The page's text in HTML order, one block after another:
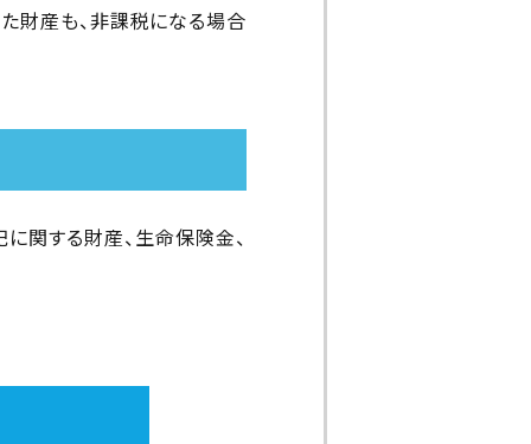
財産も、非課税になる場合
関する財産、生命保険金、